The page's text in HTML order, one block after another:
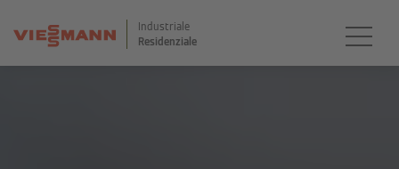
Industriale
Residenziale